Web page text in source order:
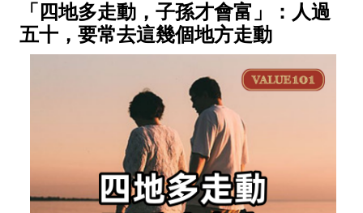
「四地多走動，子孫才會富」：人過
五十，要常去這幾個地方走動